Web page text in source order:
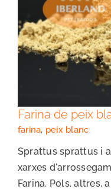
Farina
Farina de peix
farina, peix blanc
Sprattus sprattus i
xarxes
Farina. Pols. altres,